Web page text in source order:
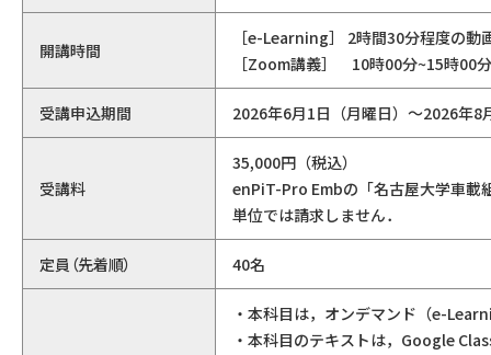
開講時間
［e-Learning］ 2時間30分程度の動
［Zoom講義］ 10時00分~15時00
受講申込期間 2026年6月1日（月曜日）～2026年8
受講料
35,000円（税込）
enPiT-Pro Embの「名古屋大学車載
単位では請求しません．
定員（先着順） 40名
・本科目は，オンデマンド（e-
・本科目のテキストは，Google